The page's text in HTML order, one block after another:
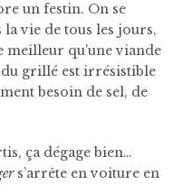
un festin. On se
vie de tous les jours,
meilleur qu’une viande
du grillé est irrésistible
besoin de sel, de
ça dégage bien…
s’arrête en voiture en